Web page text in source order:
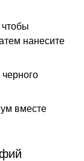
чтобы
нанесите
вместе